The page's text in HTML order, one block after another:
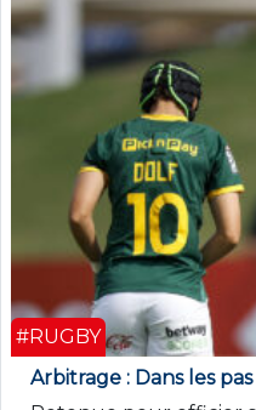
#RUGBY
Arbitrage : Dans les